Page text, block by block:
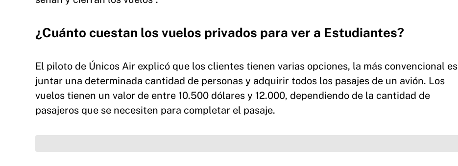
¿Cuánto cuestan los vuelos privados para ver a Estudiantes?
El piloto de Únicos Air explicó que los clientes tienen varias opciones, la más convencional es
juntar una determinada cantidad de personas y adquirir todos los pasajes de un avión. Los
vuelos tienen un valor de entre 10.500 dólares y 12.000, dependiendo de la cantidad de
pasajeros que se necesiten para completar el pasaje.